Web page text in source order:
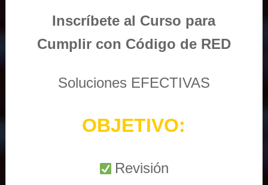
Inscríbete al Curso para
Cumplir con Código de RED
Soluciones EFECTIVAS
OBJETIVO:
Revisión